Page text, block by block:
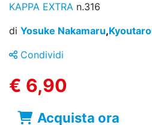
KAPPA EXTRA n.316
di Yosuke Nakamaru,
Condividi
€ 6,90
Acquista ora